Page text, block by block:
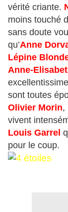
vérité criante.
moins touché
sans doute
qu’Anne
Lépine
Anne-
sont toutes
Olivier Morin,
vivent
Louis Garrel
pour le coup.